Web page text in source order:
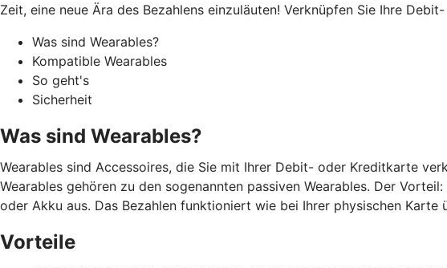
Zeit, eine neue Ära des Bezahlens einzuläuten! Verknüpfen Sie Ihre
Was sind Wearables?
Kompatible Wearables
So geht's
Sicherheit
Was sind Wearables?
Wearables sind Accessoires, die Sie mit Ihrer Debit- oder Kreditkarte
Wearables gehören zu den sogenannten passiven Wearables. Der
oder Akku aus. Das Bezahlen funktioniert wie bei Ihrer physischen
Vorteile